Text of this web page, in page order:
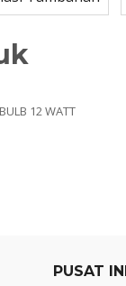
12 WATT
PUSAT